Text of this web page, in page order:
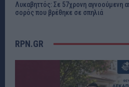
Λυκαβηττός: Σε 57χρονη αγνοούμενη
σορός που βρέθηκε σε σπηλιά
RPN.GR